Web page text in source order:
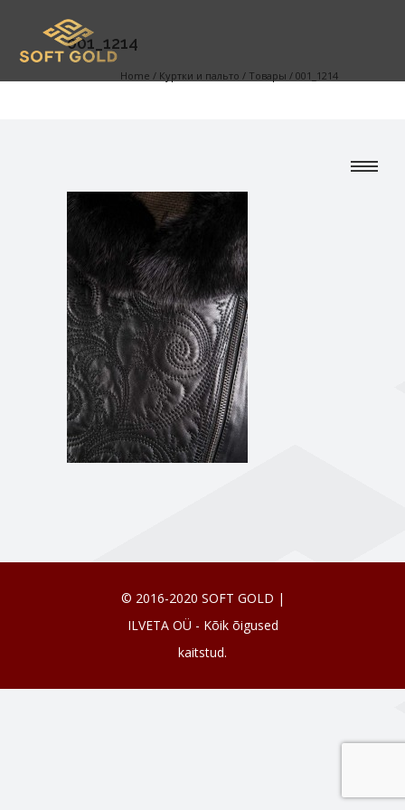
001_1214
Home / Куртки и пальто / Товары / 001_1214
© 2016-2020 SOFT GOLD |
ILVETA OÜ - Kõik õigused
kaitstud.